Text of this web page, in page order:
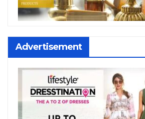
Advertisement